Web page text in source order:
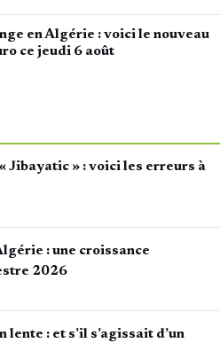
en Algérie : voici le nouveau
ce jeudi 6 août
Jibayatic » : voici les erreurs à
: une croissance
2026
: et s’il s’agissait d’un